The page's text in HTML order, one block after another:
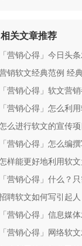
相关文章推荐
「营销心得」今日头
些因素的影响？
销软文经典范例 经
享「营销心得」软文营
「营销心得」怎么利
？
么进行软文的宣传项
「营销心得」怎么编
产品销售目的
样能更好地利用软
「营销心得」什么？
纽约时代广场投放
聘软文如何写引起
案例分享
「营销心得」信息媒
点都有那些？
「营销心得」网络软